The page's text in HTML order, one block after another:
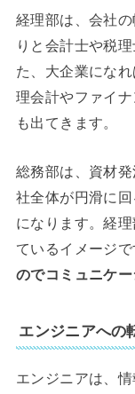
経理部は、会社
りと会計士や税
た、大企業にな
理会計やファイ
も出てきます。
総務部は、資材
社全体が円滑に
になります。経
ているイメージ
のでコミュニケ
エンジニアへの
エンジニアは、